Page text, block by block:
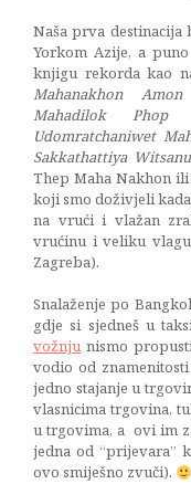
Naša prva destinacija
Yorkom Azije, a
knjigu rekorda kao
Mahanakhon
Mahadilok Phop
Udomratchaniwet
Sakkathattiya
Thep Maha Nakhon
koji smo doživjeli
na vrući i vlažan
vrućinu i veliku
Zagreba).
Snalaženje po
gdje si sjedneš u
vožnju nismo
vodio od
jedno stajanje u
vlasnicima trgovina,
u trgovima, a ovi im
jedna od “prijevara”
ovo smiješno zvuči).